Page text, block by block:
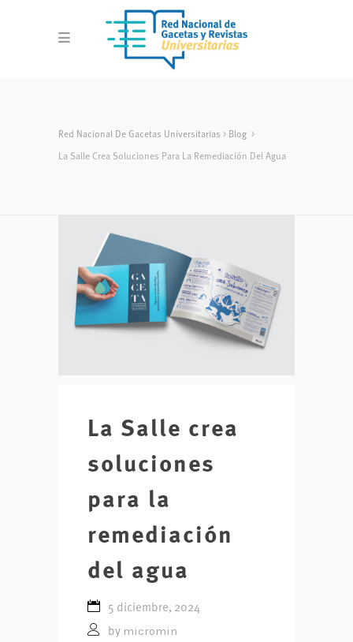
Red Nacional De Gacetas Universitarias > Blog >
La Salle Crea Soluciones Para La Remediación Del Agua
La Salle crea
soluciones
para la
remediación
del agua
5 diciembre, 2024
by micromin